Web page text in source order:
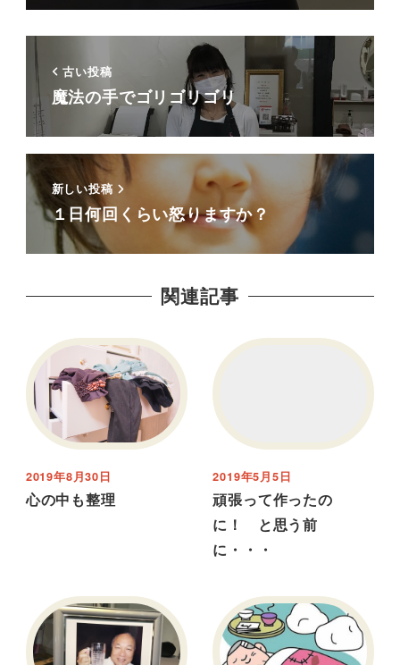
古い投稿
魔法の手でゴリゴリゴリ
新しい投稿
１日何回くらい怒りますか？
関連記事
心の中も整理
2019年8月30日
頑張って作ったの
に！ と思う前
に・・・
2019年5月5日